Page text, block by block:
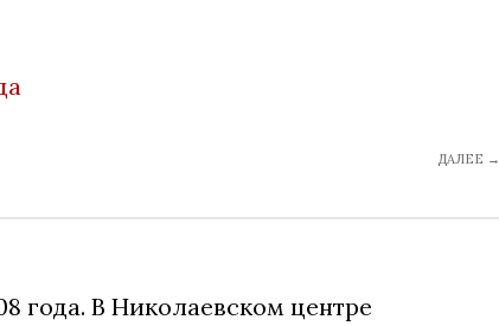
ДАЛЕЕ →
года. В Николаевском центре